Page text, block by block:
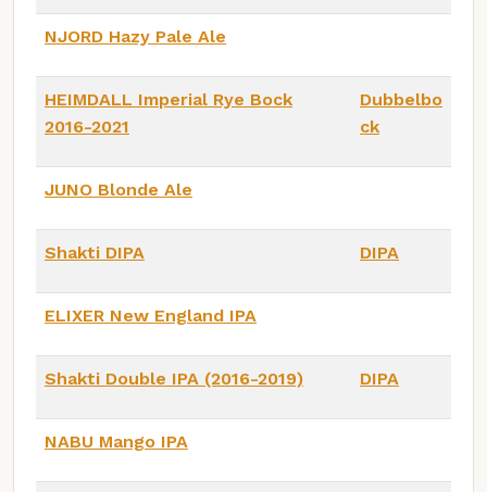
NJORD Hazy Pale Ale
HEIMDALL Imperial Rye Bock
2016-2021
Dubbelbo
ck
JUNO Blonde Ale
Shakti DIPA DIPA
ELIXER New England IPA
Shakti Double IPA (2016-2019) DIPA
NABU Mango IPA